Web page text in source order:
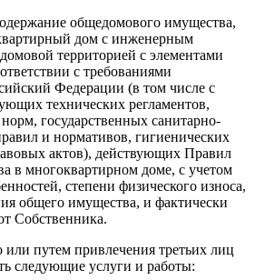
общедомового имущества,
дом с инженерным
территорией с элементами
с требованиями
Федерации (в том числе с
технических регламентов,
государственных санитарно-
и нормативов, гигиенических
актов), действующих Правил
в многоквартирном доме, с учетом
степени физического износа,
общего имущества, и фактически
Собственника.
или путем привлечения третьих лиц
следующие услуги и работы: